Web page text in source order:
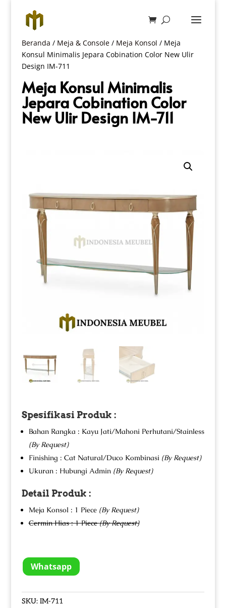
Beranda / Meja & Console/ Meja Konsol / Meja
Konsul Minimalis Jepara Cobination Color New Ulir
Design IM-711
Meja Konsul Minimalis
Jepara Cobination Color
New Ulir Design IM-711
Spesifikasi Produk :
Bahan Rangka : Kayu Jati/Mahoni Perhutani/Stainless
(By Request)
Finishing : Cat Natural/Duco Kombinasi (By Request)
Ukuran : Hubungi Admin (By Request)
Detail Produk :
Meja Konsol : 1 Piece (By Request)
Cermin Hias : 1 Piece(By Request)
Whatsapp
SKU: IM-711